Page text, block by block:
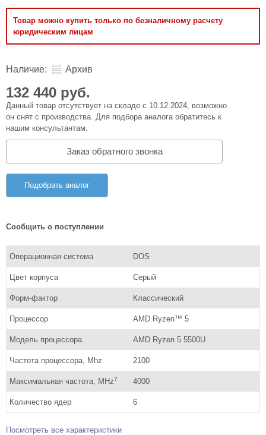
Товар можно купить только по безналичному расчету
юридическим лицам
Наличие: Архив
132 440 руб.
Данный товар отсутствует на складе с 10.12.2024, возможно
он снят с производства. Для подбора аналога обратитесь к
нашим консультантам.
Заказ обратного звонка
Подобрать аналог
Сообщить о поступлении
Операционная система DOS
Цвет корпуса Серый
Форм-фактор Классический
Процессор AMD Ryzen™ 5
Модель процессора AMD Ryzen 5 5500U
Частота процессора, Mhz 2100
Максимальная частота, MHz? 4000
Количество ядер 6
Посмотреть все характеристики